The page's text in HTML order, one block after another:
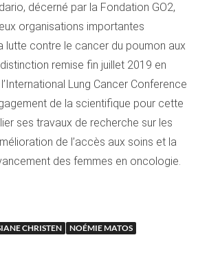
décerné par la Fondation GO2,
organisations importantes
lutte contre le cancer du poumon aux
remise fin juillet 2019 en
Lung Cancer Conference
de la scientifique pour cette
ses travaux de recherche sur les
de l’accès aux soins et la
des femmes en oncologie.
CHRISTEN NOÉMIE MATOS